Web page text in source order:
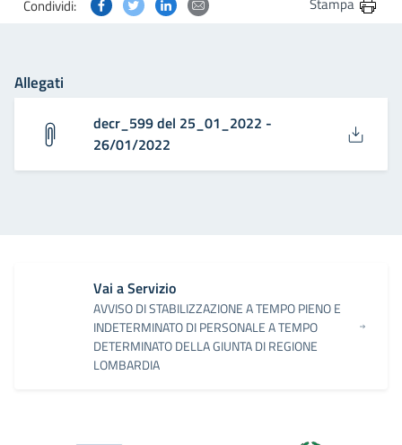
Condividi:
Allegati
decr_599 del 25_01_2022 -
26/01/2022
Vai a Servizio
AVVISO DI STABILIZZAZIONE A TEMPO PIENO E
INDETERMINATO DI PERSONALE A TEMPO
DETERMINATO DELLA GIUNTA DI REGIONE
LOMBARDIA